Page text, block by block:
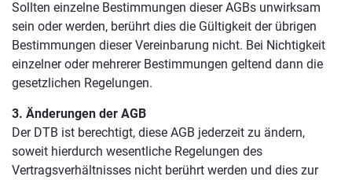
Sollten einzelne Bestimmungen dieser AGBs unwirksam
sein oder werden, berührt dies die Gültigkeit der übrigen
Bestimmungen dieser Vereinbarung nicht. Bei Nichtigkeit
einzelner oder mehrerer Bestimmungen geltend dann die
gesetzlichen Regelungen.
3. Änderungen der AGB
Der DTB ist berechtigt, diese AGB jederzeit zu ändern,
soweit hierdurch wesentliche Regelungen des
Vertragsverhältnisses nicht berührt werden und dies zur